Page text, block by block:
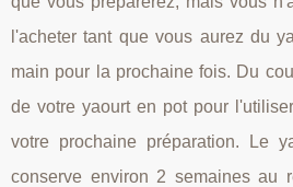
l'acheter tant que vous aurez du
main pour la prochaine fois. Du
de votre yaourt en pot pour
votre prochaine préparation. Le
conserve environ 2 semaines au